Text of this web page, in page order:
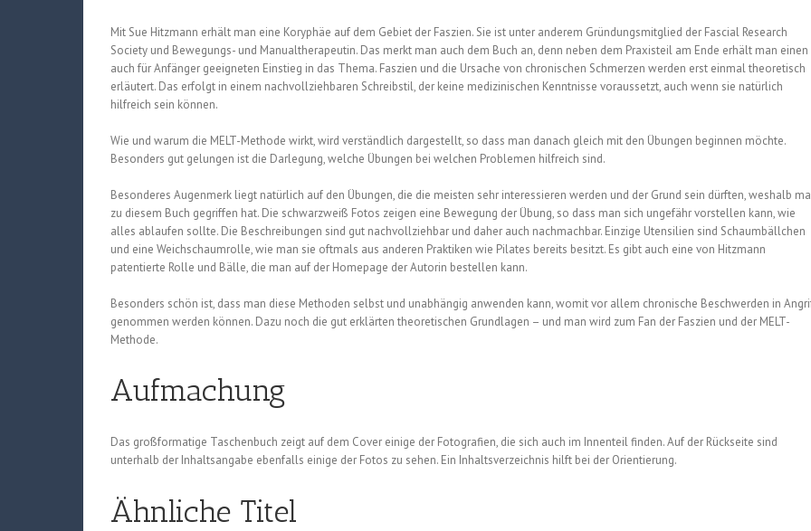
Mit Sue Hitzmann erhält man eine Koryphäe auf dem Gebiet der Faszien. Sie ist unter anderem Gründungsmitglied der Fascial Research
Society und Bewegungs- und Manualtherapeutin. Das merkt man auch dem Buch an, denn neben dem Praxisteil am Ende erhält man einen
auch für Anfänger geeigneten Einstieg in das Thema. Faszien und die Ursache von chronischen Schmerzen werden erst einmal theoretisch
erläutert. Das erfolgt in einem nachvollziehbaren Schreibstil, der keine medizinischen Kenntnisse voraussetzt, auch wenn sie natürlich
hilfreich sein können.
Wie und warum die MELT-Methode wirkt, wird verständlich dargestellt, so dass man danach gleich mit den Übungen beginnen möchte.
Besonders gut gelungen ist die Darlegung, welche Übungen bei welchen Problemen hilfreich sind.
Besonderes Augenmerk liegt natürlich auf den Übungen, die die meisten sehr interessieren werden und der Grund sein dürften, weshalb
zu diesem Buch gegriffen hat. Die schwarzweiß Fotos zeigen eine Bewegung der Übung, so dass man sich ungefähr vorstellen kann, wie
alles ablaufen sollte. Die Beschreibungen sind gut nachvollziehbar und daher auch nachmachbar. Einzige Utensilien sind Schaumbällchen
und eine Weichschaumrolle, wie man sie oftmals aus anderen Praktiken wie Pilates bereits besitzt. Es gibt auch eine von Hitzmann
patentierte Rolle und Bälle, die man auf der Homepage der Autorin bestellen kann.
Besonders schön ist, dass man diese Methoden selbst und unabhängig anwenden kann, womit vor allem chronische Beschwerden in
genommen werden können. Dazu noch die gut erklärten theoretischen Grundlagen – und man wird zum Fan der Faszien und der MELT-
Methode.
Aufmachung
Das großformatige Taschenbuch zeigt auf dem Cover einige der Fotografien, die sich auch im Innenteil finden. Auf der Rückseite sind
unterhalb der Inhaltsangabe ebenfalls einige der Fotos zu sehen. Ein Inhaltsverzeichnis hilft bei der Orientierung.
Ähnliche Titel